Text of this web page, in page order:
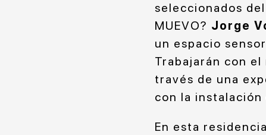
seleccionados del
MUEVO? Jorge
un espacio
Trabajarán con
través de una
con la
En esta